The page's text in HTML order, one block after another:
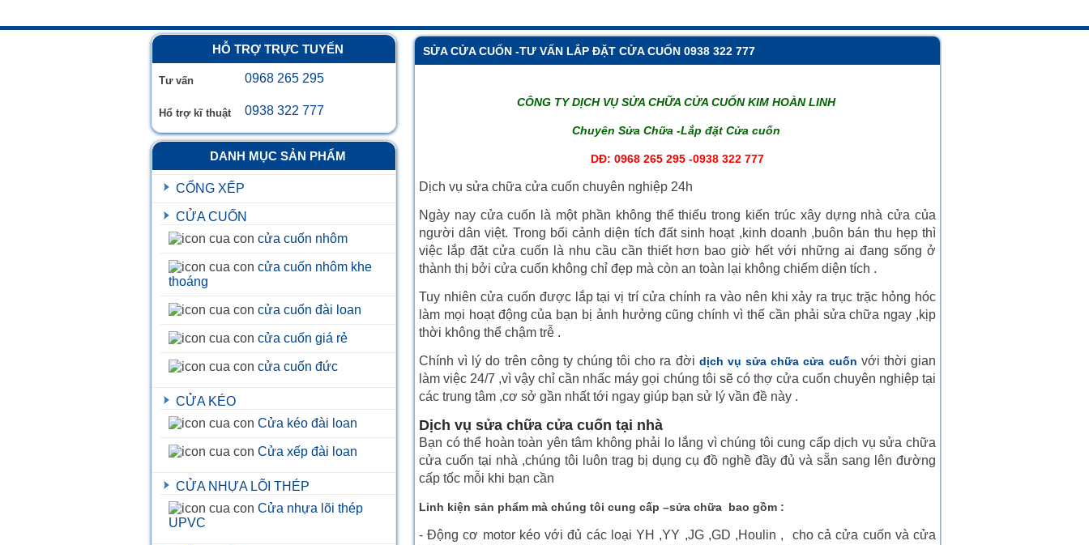
SỬA CỬA CUỐN -TƯ VẤN LẮP ĐẶT CỬA CUỐN 0938 322 777
CÔNG TY DỊCH VỤ SỬA CHỮA CỬA CUỐN KIM HOÀN LINH
Chuyên Sửa Chữa -Lắp đặt Cửa cuốn
DĐ: 0968 265 295 -0938 322 777
Dịch vụ sửa chữa cửa cuốn chuyên nghiệp 24h
Ngày nay cửa cuốn là một phần không thể thiếu trong kiến trúc xây dựng nhà cửa của
người dân việt. Trong bối cảnh diện tích đất sinh hoạt ,kinh doanh ,buôn bán thu hẹp thì
việc lắp đặt cửa cuốn là nhu cầu cần thiết hơn bao giờ hết với những ai đang sống ở
thành thị bởi cửa cuốn không chỉ đẹp mà còn an toàn lại không chiếm diện tích .
Tuy nhiên cửa cuốn được lắp tại vị trí cửa chính ra vào nên khi xảy ra trục trặc hỏng hóc
làm mọi hoạt động của bạn bị ảnh hưởng cũng chính vì thế cần phải sửa chữa ngay ,kịp
thời không thể chậm trễ .
Chính vì lý do trên công ty chúng tôi cho ra đời dịch vụ sửa chữa cửa cuốn với thời gian
làm việc 24/7 ,vì vậy chỉ cần nhấc máy gọi chúng tôi sẽ có thợ cửa cuốn chuyên nghiệp tại
các trung tâm ,cơ sở gần nhất tới ngay giúp bạn sử lý vần đề này .
Dịch vụ sửa chữa cửa cuốn tại nhà
Bạn có thể hoàn toàn yên tâm không phải lo lắng vì chúng tôi cung cấp dịch vụ sửa chữa
cửa cuốn tại nhà ,chúng tôi luôn trag bị dụng cụ đồ nghề đầy đủ và sẵn sang lên đường
cấp tốc mỗi khi bạn cần
Linh kiện sản phẩm mà chúng tôi cung cấp –sửa chữa bao gồm :
- Động cơ motor kéo với đủ các loại YH ,YY ,JG ,GD ,Houlin , cho cả cửa cuốn và cửa
HỖ TRỢ TRỰC TUYẾN
Tư vấn 0968 265 295
Hổ trợ kĩ thuật 0938 322 777
DANH MỤC SẢN PHẨM
CỔNG XẾP
CỬA CUỐN
cửa cuốn nhôm
cửa cuốn nhôm khe
thoáng
cửa cuốn đài loan
cửa cuốn giá rẻ
cửa cuốn đức
CỬA KÉO
Cửa kéo đài loan
Cửa xếp đài loan
CỬA NHỰA LÕI THÉP
Cửa nhựa lõi thép
UPVC